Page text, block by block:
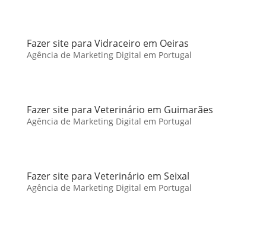
Fazer site para Vidraceiro em Oeiras
Agência de Marketing Digital em Portugal
Fazer site para Veterinário em Guimarães
Agência de Marketing Digital em Portugal
Fazer site para Veterinário em Seixal
Agência de Marketing Digital em Portugal